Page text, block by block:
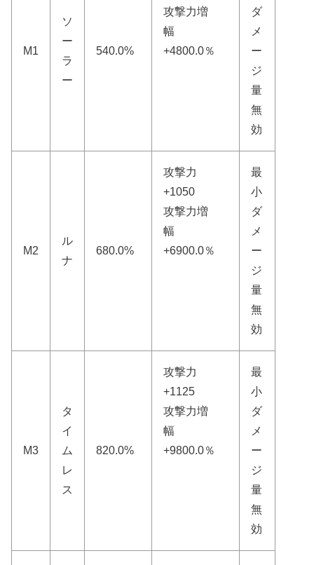
M1
ソ
ー
ラ
ー
540.0%
攻撃力増
幅
+4800.0％
ダ
メ
ー
ジ
量
無
効
M2
ル
ナ
680.0%
攻撃力
+1050
攻撃力増
幅
+6900.0％
最
小
ダ
メ
ー
ジ
量
無
効
M3
タ
イ
ム
レ
ス
820.0%
攻撃力
+1125
攻撃力増
幅
+9800.0％
最
小
ダ
メ
ー
ジ
量
無
効